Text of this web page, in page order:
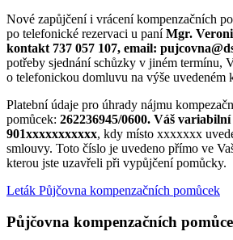
Nové zapůjčení i vrácení kompenzačních
po telefonické rezervaci u paníMgr.
kontakt 737 057 107, email:
potřeby sjednání schůzky v jiném termínu,
o telefonickou domluvu na výše uvedeném
Platební údaje pro úhrady nájmu
pomůcek: 262236945/0600. Váš variabilní
901xxxxxxxxxxx, kdy místo xxxxxxx
smlouvy. Toto číslo je uvedeno přímo ve
kterou jste uzavřeli při vypůjčení pomůcky.
Leták Půjčovna kompenzačních pomůcek
Půjčovna kompenzačních